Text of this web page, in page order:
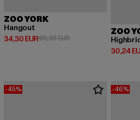
ZOO YORK
Hangout
34,30 EUR
Derzeitiger Preis: 34,30 EUR
69,99 EURAktionspreis: 69,99
ZOO
30,24
-45% -46%